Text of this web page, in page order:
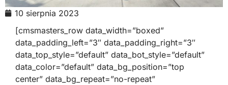
10 sierpnia 2023
[cmsmasters_row data_width=”boxed”
data_padding_left=”3″ data_padding_right=”3″
data_top_style=”default” data_bot_style=”default”
data_color=”default” data_bg_position=”top
center” data_bg_repeat=”no-repeat”